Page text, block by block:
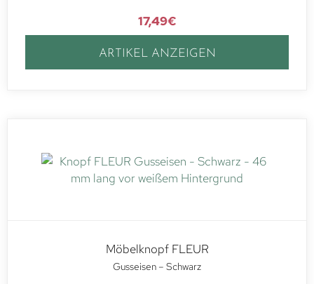
17,49€
ARTIKEL ANZEIGEN
Möbelknopf FLEUR
Gusseisen – Schwarz